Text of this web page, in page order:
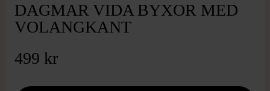
DAGMAR VIDA BYXOR MED
VOLANGKANT
499 kr